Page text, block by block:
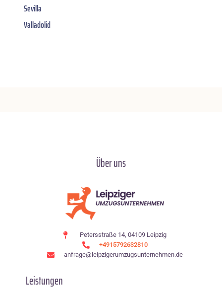
Sevilla
Valladolid
Über uns
Petersstraße 14, 04109 Leipzig
+4915792632810
anfrage@leipzigerumzugsunternehmen.de
Leistungen